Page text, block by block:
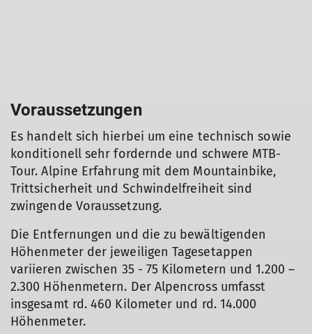
Voraussetzungen
Es handelt sich hierbei um eine technisch sowie
konditionell sehr fordernde und schwere MTB-
Tour. Alpine Erfahrung mit dem Mountainbike,
Trittsicherheit und Schwindelfreiheit sind
zwingende Voraussetzung.
Die Entfernungen und die zu bewältigenden
Höhenmeter der jeweiligen Tagesetappen
variieren zwischen 35 - 75 Kilometern und 1.200 –
2.300 Höhenmetern. Der Alpencross umfasst
insgesamt rd. 460 Kilometer und rd. 14.000
Höhenmeter.